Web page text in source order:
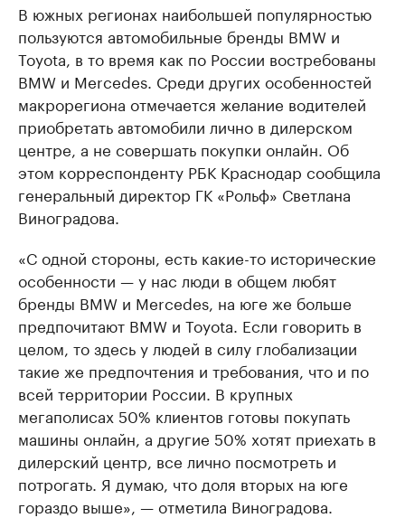
В южных регионах наибольшей популярностью
пользуются автомобильные бренды BMW и
Toyota, в то время как по России востребованы
BMW и Mercedes. Среди других особенностей
макрорегиона отмечается желание водителей
приобретать автомобили лично в дилерском
центре, а не совершать покупки онлайн. Об
этом корреспонденту РБК Краснодар сообщила
генеральный директор ГК «Рольф» Светлана
Виноградова.
«С одной стороны, есть какие-то исторические
особенности — у нас люди в общем любят
бренды BMW и Mercedes, на юге же больше
предпочитают BMW и Toyota. Если говорить в
целом, то здесь у людей в силу глобализации
такие же предпочтения и требования, что и по
всей территории России. В крупных
мегаполисах 50% клиентов готовы покупать
машины онлайн, а другие 50% хотят приехать в
дилерский центр, все лично посмотреть и
потрогать. Я думаю, что доля вторых на юге
гораздо выше», — отметила Виноградова.